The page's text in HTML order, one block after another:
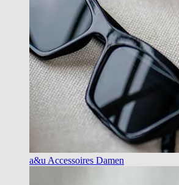
a&u Accessoires Damen